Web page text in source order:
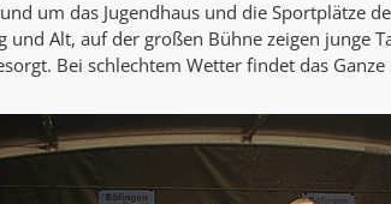
um das Jugendhaus und die Sportplätze
und Alt, auf der großen Bühne zeigen junge
Bei schlechtem Wetter findet das